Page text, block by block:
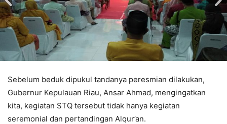
Sebelum beduk dipukul tandanya peresmian dilakukan,
Gubernur Kepulauan Riau, Ansar Ahmad, mengingatkan
kita, kegiatan STQ tersebut tidak hanya kegiatan
seremonial dan pertandingan Alqur’an.